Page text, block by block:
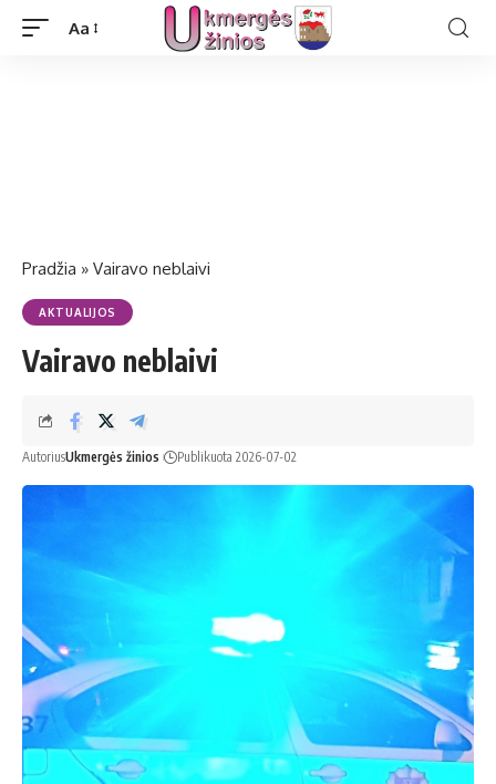
Aa
Pradžia » Vairavo neblaivi
AKTUALIJOS
Vairavo neblaivi
AutoriusUkmergės žinios Publikuota 2026-07-02